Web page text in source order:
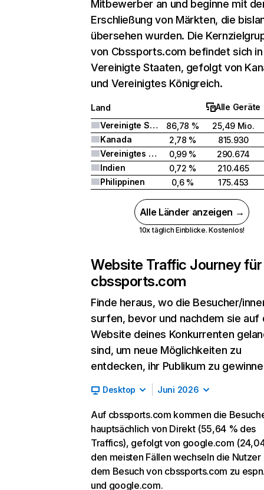
Mitbewerber an und beginne mit
Erschließung von Märkten, die
übersehen wurden. Die
von Cbssports.com befindet sich in
Vereinigte Staaten, gefolgt von
und Vereinigtes Königreich.
Land
Alle Geräte
Vereinigte Staaten
86,78 %
25,49 Mio.
Kanada
2,78 %
815.930
Vereinigtes Königreich
0,99 %
290.674
Indien
0,72 %
210.465
Philippinen
0,6 % 175.453
Alle Länder anzeigen →
10x täglich Einblicke. Kostenlos!
Website Traffic Journey für
cbssports.com
Finde heraus, wo die Besucher/
surfen, bevor und nachdem sie auf
Website deines Konkurrenten
sind, um neue Möglichkeiten zu
entdecken, ihr Publikum zu
Desktop Juni 2026
Auf cbssports.com kommen die
hauptsächlich von Direkt (55,64 % des
Traffics), gefolgt von google.com
den meisten Fällen wechseln die Nutzer
dem Besuch von cbssports.com zu
und google.com.